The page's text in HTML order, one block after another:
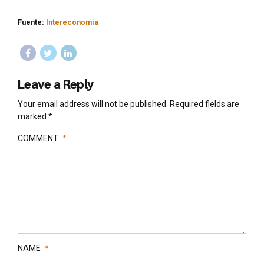
Fuente: Intereconomía
Leave a Reply
Your email address will not be published. Required fields are
marked *
COMMENT *
NAME *